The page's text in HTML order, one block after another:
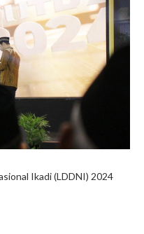
Ikadi (LDDNI) 2024